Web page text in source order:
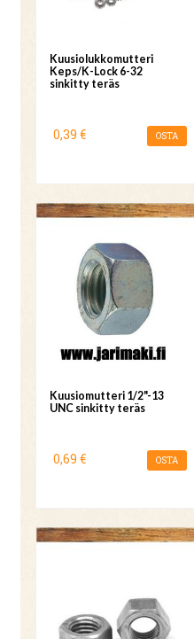
Kuusiolukkomutteri
Keps/K-Lock 6-32
sinkitty teräs
0,39 € OSTA
Kuusiomutteri 1/2"-13
UNC sinkitty teräs
0,69 € OSTA